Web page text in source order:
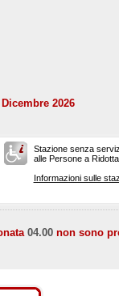
2026
Stazione senza
alle Persone a
Informazioni sulle
04.00 non sono